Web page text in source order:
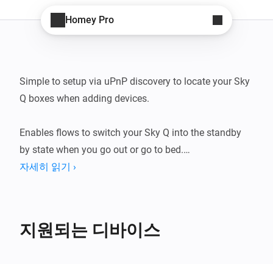
Homey Pro
Simple to setup via uPnP discovery to locate your Sky
Q boxes when adding devices.
Enables flows to switch your Sky Q into the standby
by state when you go out or go to bed.
standby with the remote control.
자세히 읽기 ›
지원되는 디바이스